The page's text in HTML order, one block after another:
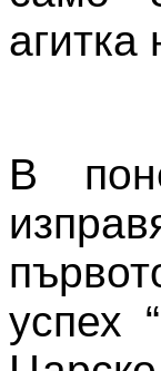
В
успех